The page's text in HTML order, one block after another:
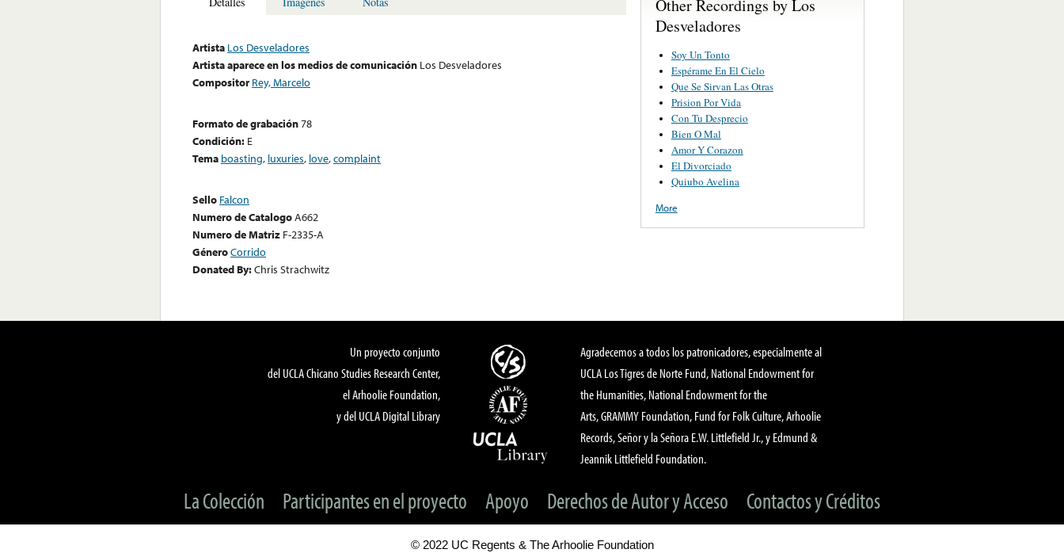
Artista Los Desveladores
Artista aparece en los medios de comunicación Los Desveladores
Compositor Rey, Marcelo
Formato de grabación78
Condición: E
Tema boasting, luxuries, love,complaint
Sello Falcon
Numero de CatalogoA662
Numero de Matriz F-2335-A
GéneroCorrido
Donated By:Chris Strachwitz
Other Recordings by Los
Desveladores
Soy Un Tonto
Espérame En El Cielo
Que Se Sirvan Las Otras
Prision Por Vida
Con Tu Desprecio
Bien O Mal
Amor Y Corazon
El Divorciado
Quiubo Avelina
More
Un proyecto conjunto
del UCLA Chicano Studies Research Center,
el Arhoolie Foundation,
y del UCLA Digital Library
Agradecemos a todos los patronicadores, especialmente al
UCLA Los Tigres de Norte Fund, National Endowment for
the Humanities, National Endowment for the
Arts, GRAMMY Foundation, Fund for Folk Culture, Arhoolie
Records, Señor y la Señora E.W. Littlefield Jr., y Edmund &
Jeannik Littlefield Foundation.
La Colección Participantes en el proyecto Apoyo Derechos de Autor y Acceso Contactos y Créditos
© 2022 UC Regents & The Arhoolie Foundation